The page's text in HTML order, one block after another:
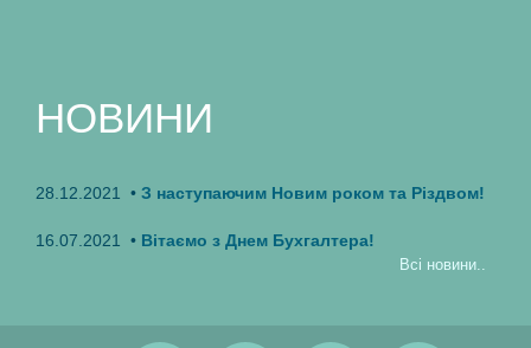
НОВИНИ
28.12.2021 • З наступаючим Новим роком та Різдвом!
16.07.2021 • Вітаємо з Днем ​​Бухгалтера!
Всi новини..